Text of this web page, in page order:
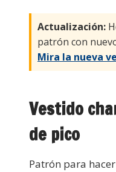
Actualización:
patrón con
Mira la nueva
Vestido
de pico
Patrón para